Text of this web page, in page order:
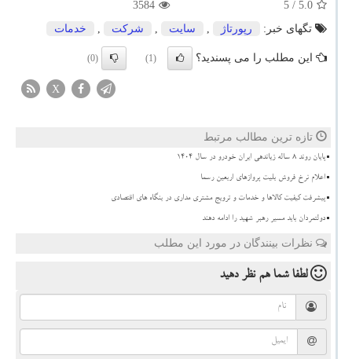
5.0
/ 5
3584
تگهای خبر:
رپورتاژ , سایت , شركت , خدمات
این مطلب را می پسندید؟ (1)
(0)
X
تازه ترین مطالب مرتبط
پایان روند ۸ ساله زیاندهی ایران خودرو در سال ۱۴۰۴
اعلام نرخ فروش بلیت پروازهای اربعین رسما
پیشرفت کیفیت کالاها و خدمات و ترویج مشتری مداری در بنگاه های اقتصادی
دولتمردان باید مسیر رهبر شهید را ادامه دهند
نظرات بینندگان در مورد این مطلب
لطفا شما همنظر دهید